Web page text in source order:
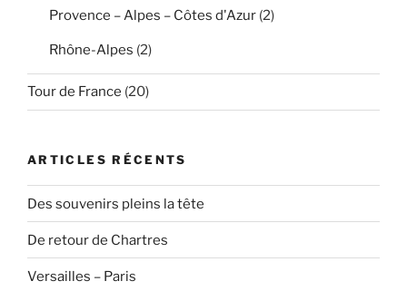
Provence – Alpes – Côtes d'Azur (2)
Rhône-Alpes (2)
Tour de France (20)
ARTICLES RÉCENTS
Des souvenirs pleins la tête
De retour de Chartres
Versailles – Paris